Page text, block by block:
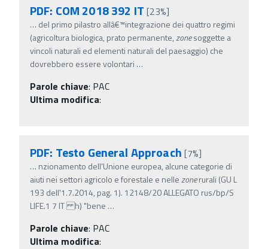
PDF: COM 2018 392 IT [23%]
… del primo pilastro allâ€™integrazione dei quattro regimi
(agricoltura biologica, prato permanente,zonesoggette a
vincoli naturali ed elementi naturali del paesaggio) che
dovrebbero essere volontari …
Parole chiave: PAC
Ultima modifica:
PDF: Testo General Approach [7%]
… nzionamento dell'Unione europea, alcune categorie di
aiuti nei settori agricolo e forestale e nellezonerurali (GU L
193 dell'1.7.2014, pag. 1). 12148/20 ALLEGATO rus/bp/S
LIFE.1 7 IT h) "bene …
Parole chiave: PAC
Ultima modifica: